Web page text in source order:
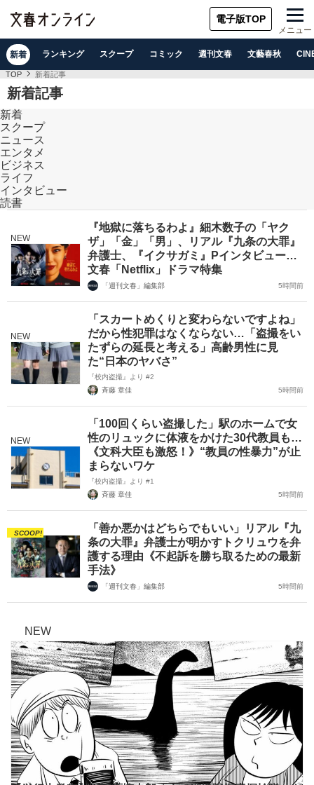
電子版TOP
メニュー
新着 ランキング スクープ コミック 週刊文春 文藝春秋
TOP 新着記事
新着記事
新着
スクープ
ニュース
エンタメ
ビジネス
ライフ
インタビュー
読書
NEW
『地獄に落ちるわよ』細木数子の「ヤク
ザ」「金」「男」、リアル『九条の大罪』
弁護士、『イクサガミ』Pインタビュー…
文春「Netflix」ドラマ特集
「週刊文春」編集部 5時間前
NEW
「スカートめくりと変わらないですよね」
だから性犯罪はなくならない…「盗撮をい
たずらの延長と考える」高齢男性に見
た“日本のヤバさ”
『校内盗撮』より #2
斉藤 章佳
5時間前
NEW
「100回くらい盗撮した」駅のホームで女
性のリュックに体液をかけた30代教員も…
《文科大臣も激怒！》“教員の性暴力”が止
まらないワケ
『校内盗撮』より #1
斉藤 章佳
5時間前
SCOOP!
「善か悪かはどちらでもいい」リアル『九
条の大罪』弁護士が明かすトクリュウを弁
護する理由《不起訴を勝ち取るための最新
手法》
「週刊文春」編集部 5時間前
NEW